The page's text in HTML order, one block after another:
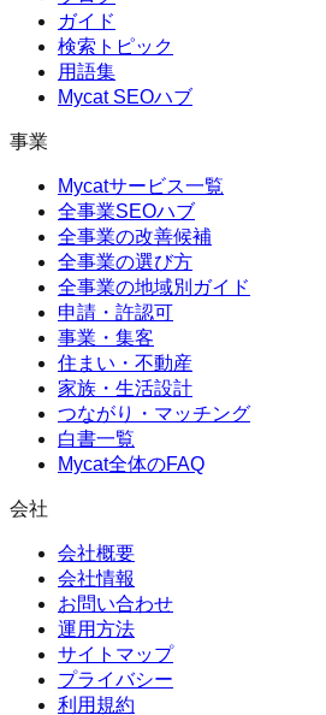
ガイド
検索トピック
用語集
Mycat SEOハブ
事業
Mycatサービス一覧
全事業SEOハブ
全事業の改善候補
全事業の選び方
全事業の地域別ガイド
申請・許認可
事業・集客
住まい・不動産
家族・生活設計
つながり・マッチング
白書一覧
Mycat全体のFAQ
会社
会社概要
会社情報
お問い合わせ
運用方法
サイトマップ
プライバシー
利用規約